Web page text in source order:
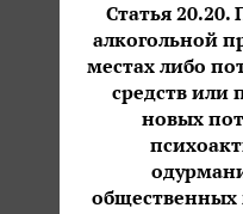
Статья 20.20.
алкогольной
местах либо
средств или
новых
общественных